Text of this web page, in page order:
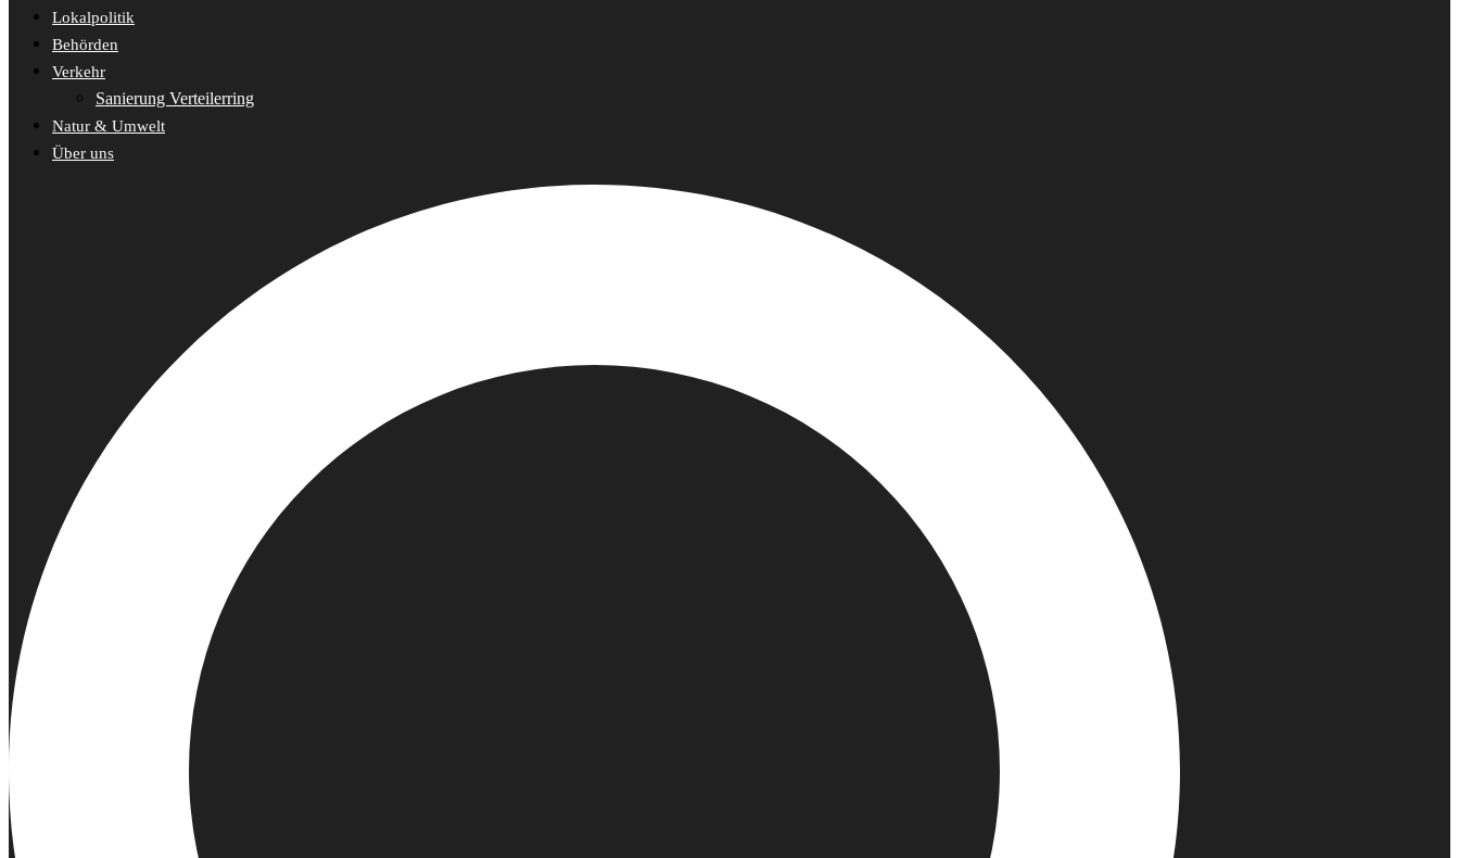
Lokalpolitik
Behörden
Verkehr
Sanierung Verteilerring
Natur & Umwelt
Über uns